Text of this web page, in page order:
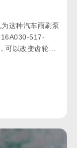
这种汽车雨刷泵
517-
以改变齿轮电